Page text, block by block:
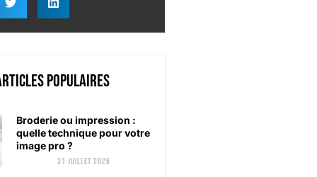
populaires
Broderie ou impression :
quelle technique pour votre
image pro ?
31 juillet 2026